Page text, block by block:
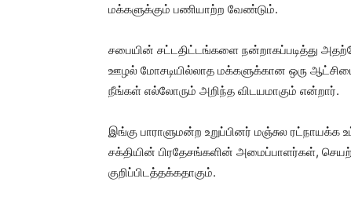
மக்களுக்கும் பணியாற்ற வேண்டும்.
சபையின் சட்டதிட்டங்களை நன்றாகப்படித்து
ஊழல் மோசடியில்லாத மக்களுக்கான ஒரு
நீங்கள் எல்லோரும் அறிந்த விடயமாகும் என்றார்.
இங்கு பாராளுமன்ற உறுப்பினர் மஞ்சுல
சக்தியின் பிரதேசங்களின் அமைப்பாளர்கள்,
குறிப்பிடத்தக்கதாகும்.